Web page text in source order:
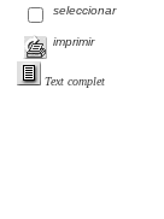
seleccionar
imprimir
Text complet